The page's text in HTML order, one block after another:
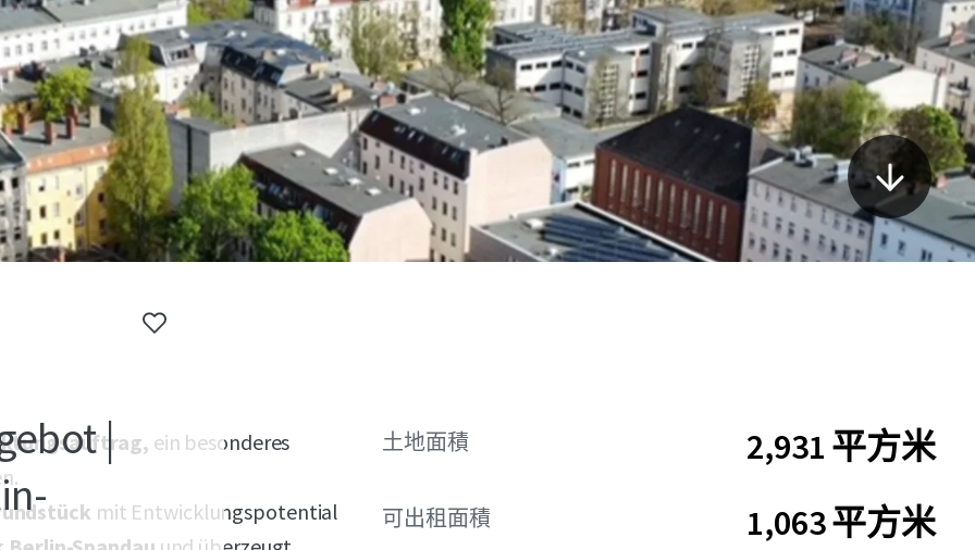
|
ein besonderes
mit Entwicklungspotential
土地面積 2,931 平方米
可出租面積 1,063 平方米